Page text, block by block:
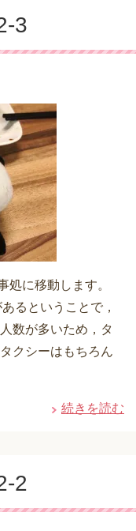
3
処に移動します。
るということで，
数が多いため，タ
クシーはもちろん
続きを読む
2